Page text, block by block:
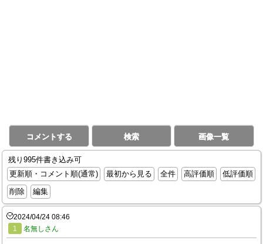
コメントする 検索 画像一覧
残り995件書き込み可
更新順・コメント順(通常)
最初から見る 全件 高評価順
低評価順
削除
編集
2024/04/24 08:46
1
名無しさん